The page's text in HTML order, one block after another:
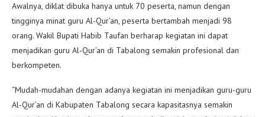
Awalnya, diklat dibuka hanya untuk 70 peserta, namun dengan
tingginya minat guru Al-Qur’an, peserta bertambah menjadi 98
orang. Wakil Bupati Habib Taufan berharap kegiatan ini dapat
menjadikan guru Al-Qur’an di Tabalong semakin profesional dan
berkompeten.
“Mudah-mudahan dengan adanya kegiatan ini menjadikan guru-guru
Al-Qur’an di Kabupaten Tabalong secara kapasitasnya semakin